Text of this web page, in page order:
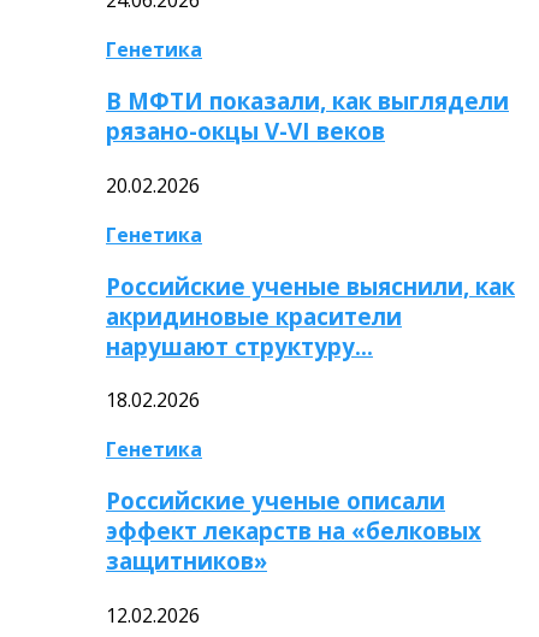
Генетика
В МФТИ показали, как выглядели
рязано-окцы V-VI веков
20.02.2026
Генетика
Российские ученые выяснили, как
акридиновые красители
нарушают структуру…
18.02.2026
Генетика
Российские ученые описали
эффект лекарств на «белковых
защитников»
12.02.2026